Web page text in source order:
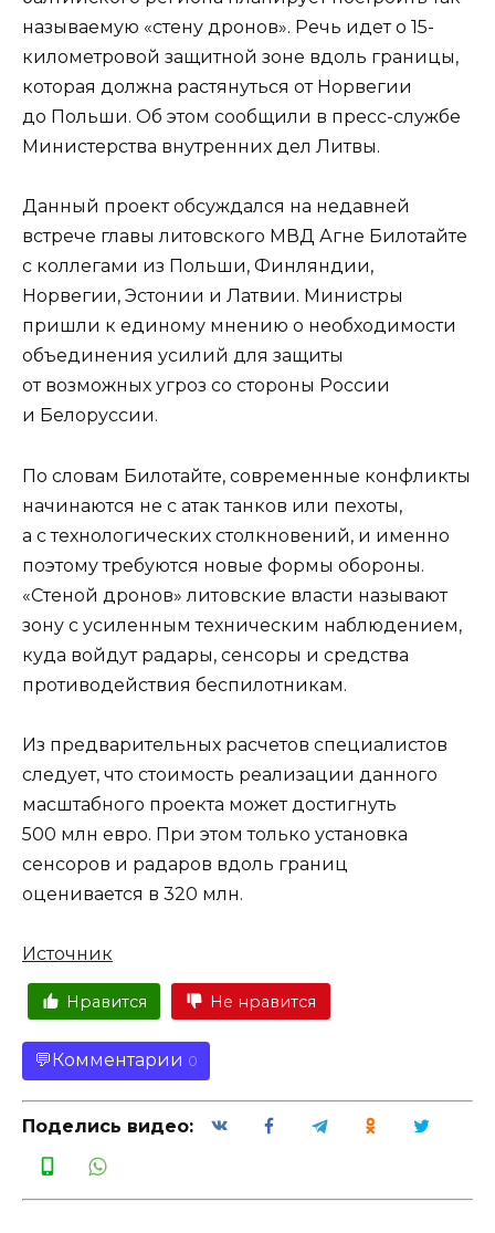
называемую «стену дронов». Речь идет о 15-
километровой защитной зоне вдоль границы,
которая должна растянуться от Норвегии
до Польши. Об этом сообщили в пресс-службе
Министерства внутренних дел Литвы.
Данный проект обсуждался на недавней
встрече главы литовского МВД Агне Билотайте
с коллегами из Польши, Финляндии,
Норвегии, Эстонии и Латвии. Министры
пришли к единому мнению о необходимости
объединения усилий для защиты
от возможных угроз со стороны России
и Белоруссии.
По словам Билотайте, современные конфликты
начинаются не с атак танков или пехоты,
а с технологических столкновений, и именно
поэтому требуются новые формы обороны.
«Стеной дронов» литовские власти называют
зону с усиленным техническим наблюдением,
куда войдут радары, сенсоры и средства
противодействия беспилотникам.
Из предварительных расчетов специалистов
следует, что стоимость реализации данного
масштабного проекта может достигнуть
500 млн евро. При этом только установка
сенсоров и радаров вдоль границ
оценивается в 320 млн.
Источник
Нравится Не нравится
Комментарии 0
Поделись видео: